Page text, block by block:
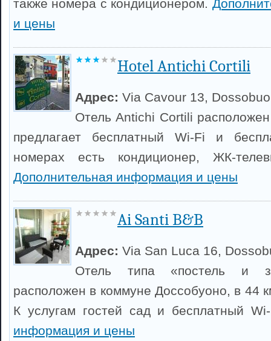
также номера с кондиционером.
и цены
Hotel Antichi Cortili
Адрес: Via Cavour 13,
Отель Antichi Cortili
предлагает бесплатный Wi-Fi и
номерах есть кондиционер, ЖК-
Дополнительная информация и цены
Ai Santi B&B
Адрес: Via San Luca 16,
Отель типа «постель и
расположен в коммуне Доссобуоно, в 44
К услугам гостей сад и бесплатный
информация и цены